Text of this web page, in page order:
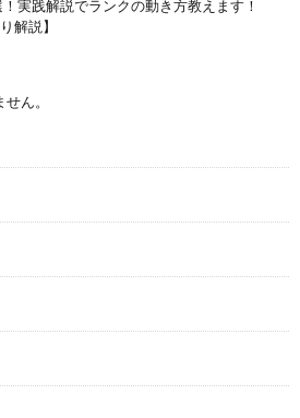
実践解説でランクの動き方教えます！
解説】
ん。